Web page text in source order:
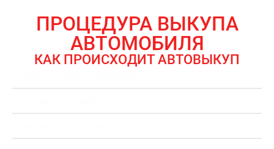
ПРОЦЕДУРА ВЫКУПА
АВТОМОБИЛЯ
КАК ПРОИСХОДИТ АВТОВЫКУП